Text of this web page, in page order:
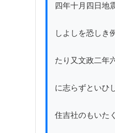
四年十月四日地
しよしを恐しき
たり又文政二年
に志らずといひ
住吉社のもいた